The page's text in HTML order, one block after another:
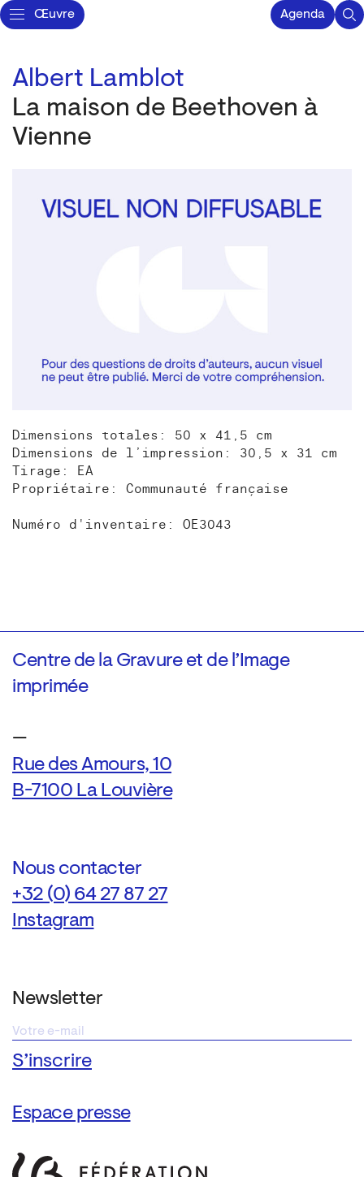
Œuvre Agenda
Albert Lamblot
La maison de Beethoven à
Vienne
Dimensions totales: 50 x 41,5 cm
Dimensions de l’impression: 30,5 x 31 cm
Tirage: EA
Propriétaire: Communauté française
Numéro d'inventaire: OE3043
Centre de la Gravure et de l’Image
imprimée
—
Rue des Amours, 10
B-7100 La Louvière
Nous contacter
+32 (0) 64 27 87 27
Instagram
Newsletter
Espace presse